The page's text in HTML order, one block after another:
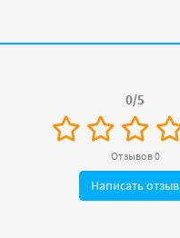
0/5
Отзывов 0
Написать отзыв